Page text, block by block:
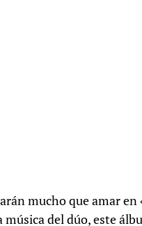
mucho que amar en
del dúo, este